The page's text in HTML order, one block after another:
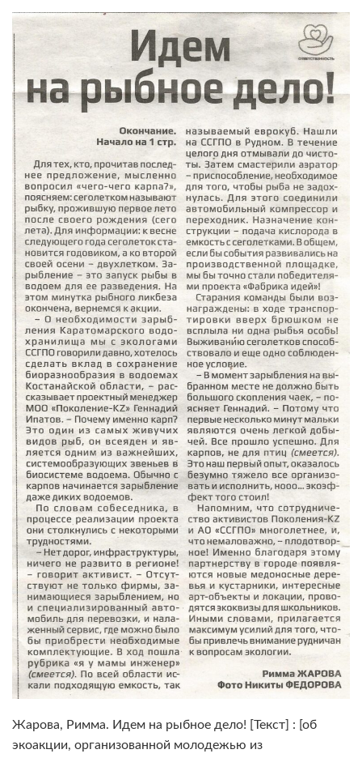
Жарова, Римма. Идем на рыбное дело! [Текст] : [об
экоакции, организованной молодежью из